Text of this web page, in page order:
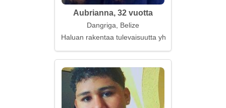
Aubrianna, 32 vuotta
Dangriga, Belize
Haluan rakentaa tulevaisuutta yhdessä